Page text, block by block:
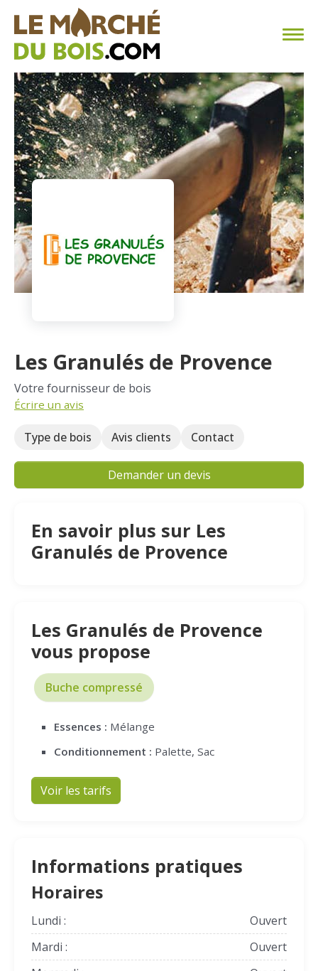
CHAUFFAGE AU BOIS
FAQ
CALCULER SA CONSOMMATION
TROUVER SON FOURNISSEUR
BLOG
ESPACE PRO
Les Granulés de Provence
Votre fournisseur de bois
Écrire un avis
Type de bois Avis clients Contact
Demander un devis
En savoir plus sur Les
Granulés de Provence
Les Granulés de Provence
vous propose
Buche compressé
Essences : Mélange
Conditionnement : Palette, Sac
Voir les tarifs
Informations pratiques
Horaires
Lundi :
Ouvert
Mardi :
Ouvert